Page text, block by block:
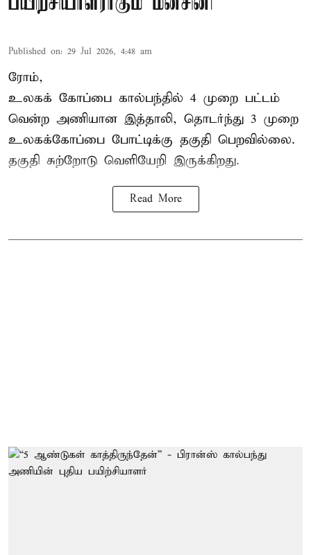
Published on: 29 Jul 2026, 4:48 am
ரோம்,
உலகக் கோப்பை கால்பந்தில் 4 முறை பட்டம்
வென்ற அணியான இத்தாலி, தொடர்ந்து 3 முறை
உலகக்கோப்பை போட்டிக்கு தகுதி பெறவில்லை.
தகுதி சுற்றோடு வெளியேறி இருக்கிறது.
Read More